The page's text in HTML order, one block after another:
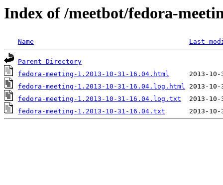
Index of /meetbot/fedora-
Name Last
Parent Directory
fedora-meeting-1.2013-10-31-16.04.html
fedora-meeting-1.2013-10-31-16.04.log.html
fedora-meeting-1.2013-10-31-16.04.log.txt
fedora-meeting-1.2013-10-31-16.04.txt